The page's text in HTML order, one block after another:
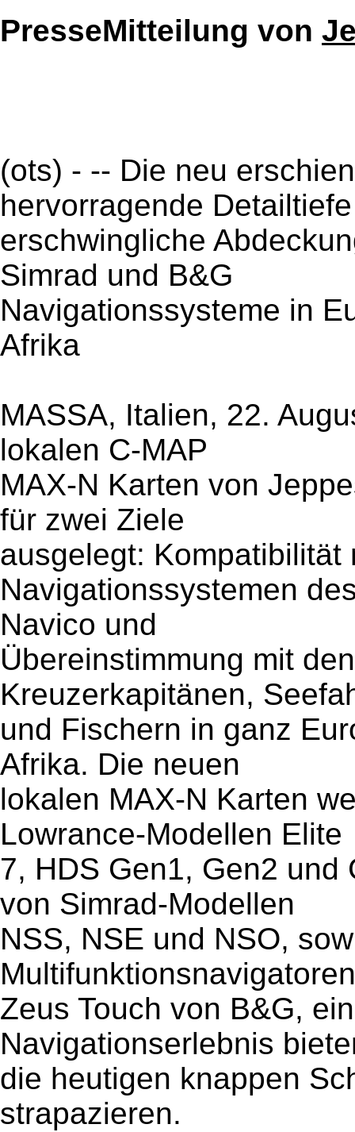
PresseMitteilung von
(ots) - -- Die neu
hervorragende
erschwingliche
Simrad und B&G
Navigationssysteme in
Afrika
MASSA, Italien, 22.
lokalen C-MAP
MAX-N Karten von
für zwei Ziele
ausgelegt:
Navigationssystemen
Navico und
Übereinstimmung mit
Kreuzerkapitänen,
und Fischern in ganz
Afrika. Die neuen
lokalen MAX-N Karten
Lowrance-Modellen Elite
7, HDS Gen1, Gen2 und
von Simrad-Modellen
NSS, NSE und NSO,
Multifunktionsnavigatoren
Zeus Touch von B&G,
Navigationserlebnis
die heutigen knappen
strapazieren.